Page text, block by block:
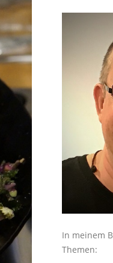
In meinem
Themen: